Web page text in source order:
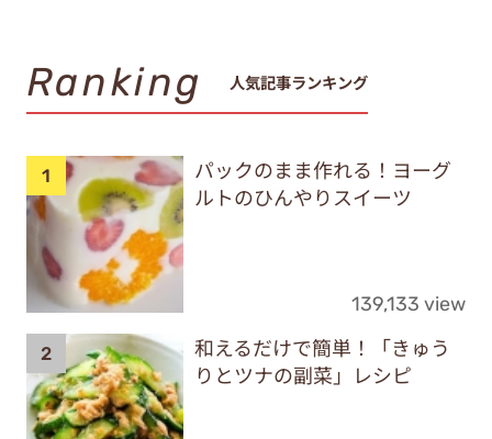
Ranking 人気記事ランキング
パックのまま作れる！ヨーグ
ルトのひんやりスイーツ
139,133 view
和えるだけで簡単！「きゅう
りとツナの副菜」レシピ